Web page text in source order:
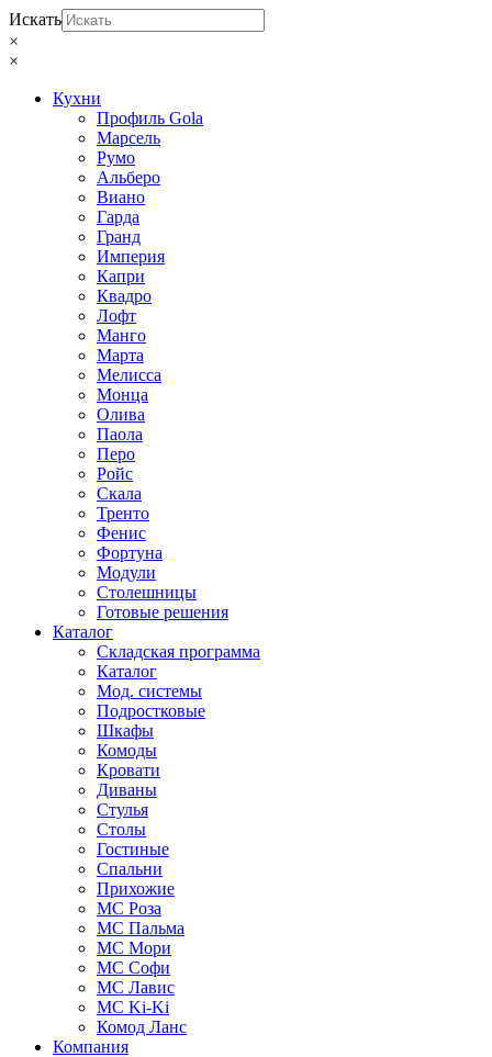
Искать
×
×
Кухни
Профиль Gola
Марсель
Румо
Альберо
Виано
Гарда
Гранд
Империя
Капри
Квадро
Лофт
Манго
Марта
Мелисса
Монца
Олива
Паола
Перо
Ройс
Скала
Тренто
Фенис
Фортуна
Модули
Столешницы
Готовые решения
Каталог
Складская программа
Каталог
Мод. системы
Подростковые
Шкафы
Комоды
Кровати
Диваны
Стулья
Столы
Гостиные
Спальни
Прихожие
МС Роза
МС Пальма
МС Мори
МС Софи
МС Лавис
МС Ki-Ki
Комод Ланс
Компания